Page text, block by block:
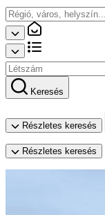
Keresés
Részletes keresés
Részletes keresés